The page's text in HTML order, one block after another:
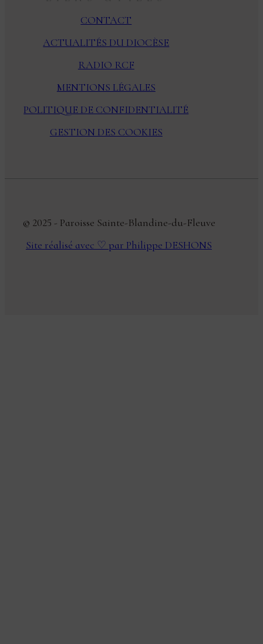
CONTACT
ACTUALITÉS DU DIOCÈSE
RADIO RCF
MENTIONS LÉGALES
POLITIQUE DE CONFIDENTIALITÉ
GESTION DES COOKIES
© 2025 - Paroisse Sainte-Blandine-du-Fleuve
Site réalisé avec ♡ par Philippe DESHONS